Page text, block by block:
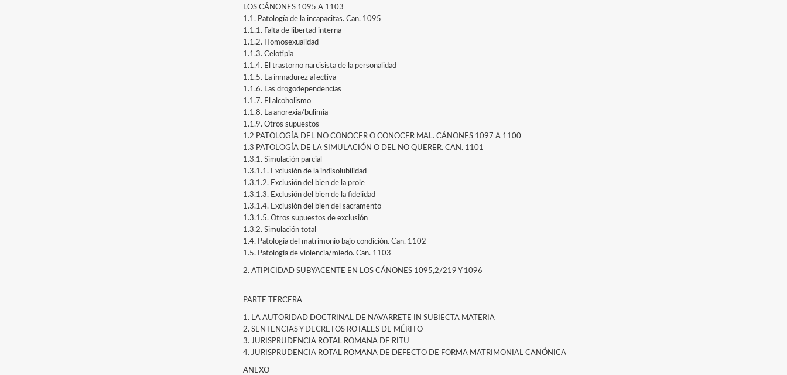
LOS CÁNONES 1095 A 1103
1.1. Patología de la incapacitas. Can. 1095
1.1.1. Falta de libertad interna
1.1.2. Homosexualidad
1.1.3. Celotipia
1.1.4. El trastorno narcisista de la personalidad
1.1.5. La inmadurez afectiva
1.1.6. Las drogodependencias
1.1.7. El alcoholismo
1.1.8. La anorexia/bulimia
1.1.9. Otros supuestos
1.2 PATOLOGÍA DEL NO CONOCER O CONOCER MAL. CÁNONES 1097 A 1100
1.3 PATOLOGÍA DE LA SIMULACIÓN O DEL NO QUERER. CAN. 1101
1.3.1. Simulación parcial
1.3.1.1. Exclusión de la indisolubilidad
1.3.1.2. Exclusión del bien de la prole
1.3.1.3. Exclusión del bien de la fidelidad
1.3.1.4. Exclusión del bien del sacramento
1.3.1.5. Otros supuestos de exclusión
1.3.2. Simulación total
1.4. Patología del matrimonio bajo condición. Can. 1102
1.5. Patología de violencia/miedo. Can. 1103
2. ATIPICIDAD SUBYACENTE EN LOS CÁNONES 1095,2/219 Y 1096
PARTE TERCERA
1. LA AUTORIDAD DOCTRINAL DE NAVARRETE IN SUBIECTA MATERIA
2. SENTENCIAS Y DECRETOS ROTALES DE MÉRITO
3. JURISPRUDENCIA ROTAL ROMANA DE RITU
4. JURISPRUDENCIA ROTAL ROMANA DE DEFECTO DE FORMA MATRIMONIAL CANÓNICA
ANEXO